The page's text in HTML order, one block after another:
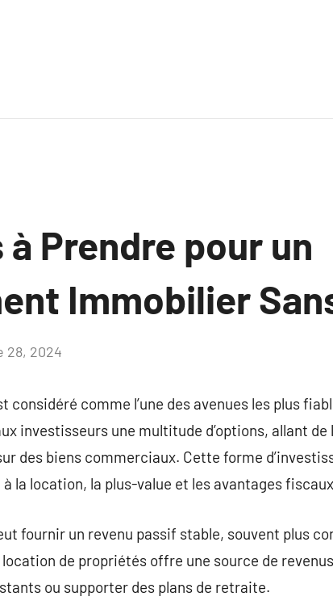
Prendre pour un
Immobilier
28, 2024
considéré comme l’une des avenues les plus
investisseurs une multitude d’options, allant
des biens commerciaux. Cette forme
la location, la plus-value et les avantages
fournir un revenu passif stable, souvent plus
de propriétés offre une source de
ou supporter des plans de retraite.